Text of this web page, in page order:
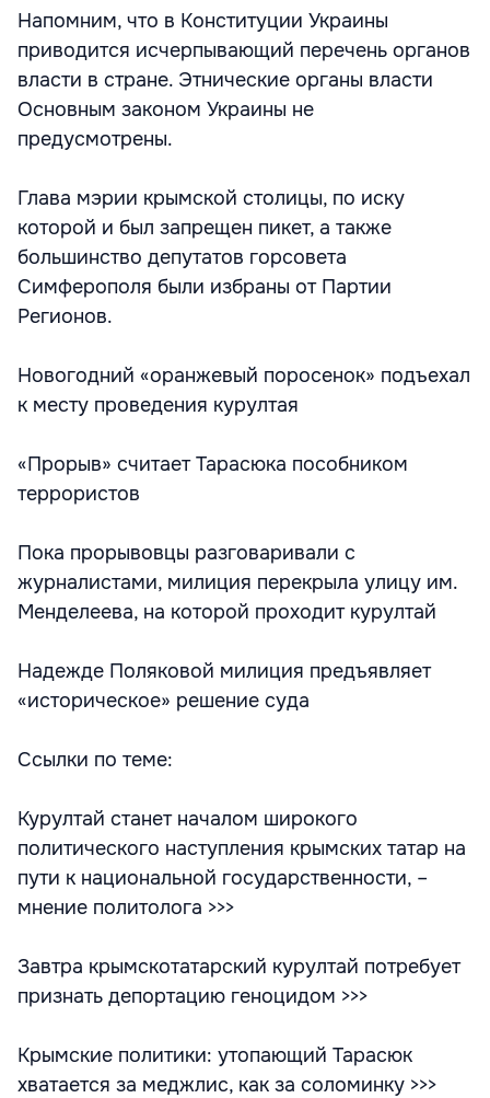
Напомним, что в Конституции Украины
приводится исчерпывающий перечень органов
власти в стране. Этнические органы власти
Основным законом Украины не
предусмотрены.
Глава мэрии крымской столицы, по иску
которой и был запрещен пикет, а также
большинство депутатов горсовета
Симферополя были избраны от Партии
Регионов.
Новогодний «оранжевый поросенок» подъехал
к месту проведения курултая
«Прорыв» считает Тарасюка пособником
террористов
Пока прорывовцы разговаривали с
журналистами, милиция перекрыла улицу им.
Менделеева, на которой проходит курултай
Надежде Поляковой милиция предъявляет
«историческое» решение суда
Ссылки по теме:
Курултай станет началом широкого
политического наступления крымских татар на
пути к национальной государственности, –
мнение политолога >>>
Завтра крымскотатарский курултай потребует
признать депортацию геноцидом >>>
Крымские политики: утопающий Тарасюк
хватается за меджлис, как за соломинку >>>